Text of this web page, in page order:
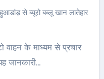
से ब्यूरो बब्लू खान लातेहार
जानकारी…